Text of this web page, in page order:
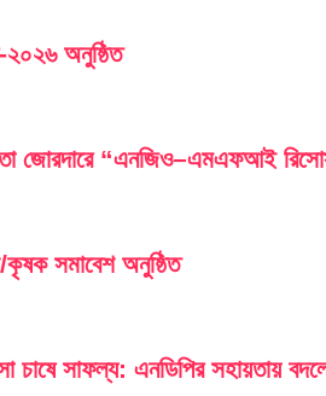
২০২৬ অনুষ্ঠিত
জোরদারে “এনজিও–এমএফআই
কৃষক সমাবেশ অনুষ্ঠিত
চাষে সাফল্য: এনডিপির সহায়তায়